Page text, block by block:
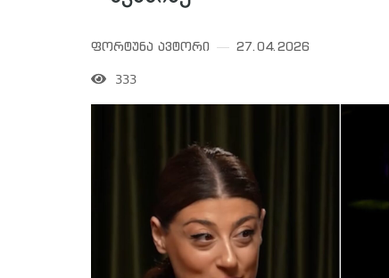
ფორტუნა ავტორი 27.04.2026
333